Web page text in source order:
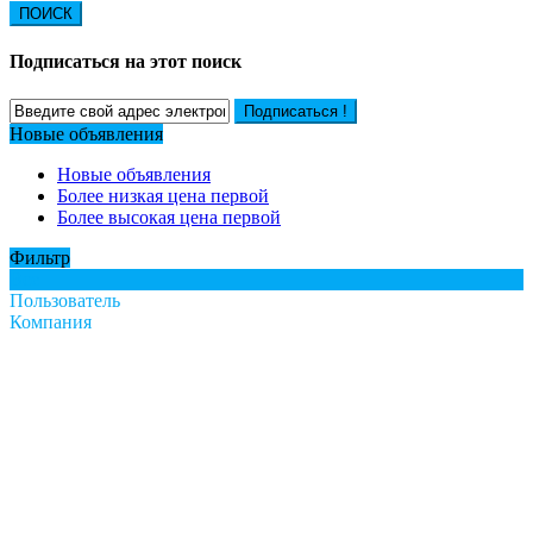
ПОИСК
Подписаться на этот поиск
Подписаться !
Новые объявления
Новые объявления
Более низкая цена первой
Более высокая цена первой
Фильтр
Пользователь
Компания